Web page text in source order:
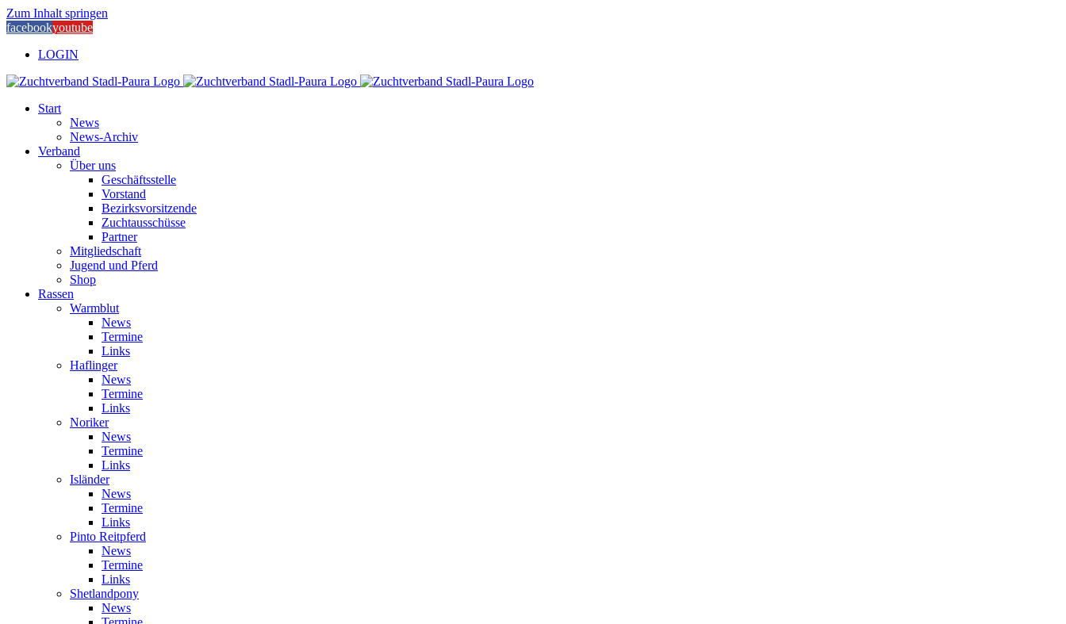
Zum Inhalt springen
facebookyoutube
LOGIN
Start
News
News-Archiv
Verband
Über uns
Geschäftsstelle
Vorstand
Bezirksvorsitzende
Zuchtausschüsse
Partner
Mitgliedschaft
Jugend und Pferd
Shop
Rassen
Warmblut
News
Termine
Links
Haflinger
News
Termine
Links
Noriker
News
Termine
Links
Isländer
News
Termine
Links
Pinto Reitpferd
News
Termine
Links
Shetlandpony
News